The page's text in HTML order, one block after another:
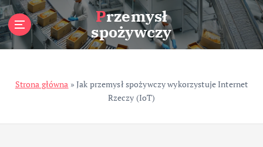
S
k
i
p
t
Przemysł
spożywczy
Strona główna »Jak przemysł spożywczy wykorzystuje Internet
Rzeczy (IoT)